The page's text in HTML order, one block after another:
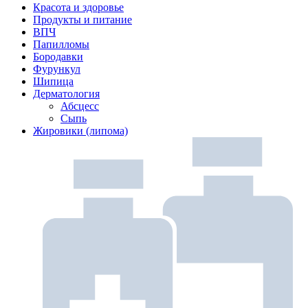
Красота и здоровье
Продукты и питание
ВПЧ
Папилломы
Бородавки
Фурункул
Шипица
Дерматология
Абсцесс
Сыпь
Жировики (липома)